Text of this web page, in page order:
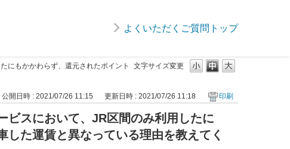
よくいただくご質問トップ
文字サイズ変更
にもかかわらず、還元されたポイント
公開日時 : 2021/07/26 11:15 更新日時 : 2021/07/26 11:18 印刷
ビスにおいて、JR区間のみ利用したに
た運賃と異なっている理由を教えてく